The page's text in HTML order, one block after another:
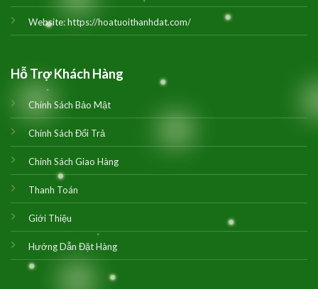
Website:https://hoatuoithanhdat.com/
Hỗ Trợ Khách Hàng
Chính Sách Bảo Mật
Chính Sách Đổi Trả
Chính Sách Giao Hàng
Thanh Toán
Giới Thiệu
Hướng Dẫn Đặt Hàng